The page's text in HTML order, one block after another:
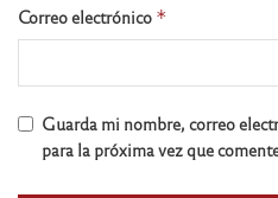
Correo electrónico *
Guarda mi nombre, correo
para la próxima vez que